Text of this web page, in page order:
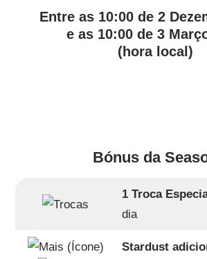
Entre as 10:00 de 2
e as 10:00 de 3
(hora local)
Bónus da
1 Troca
dia
Stardust